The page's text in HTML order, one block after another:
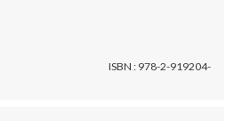
ISBN : 978-2-919204-